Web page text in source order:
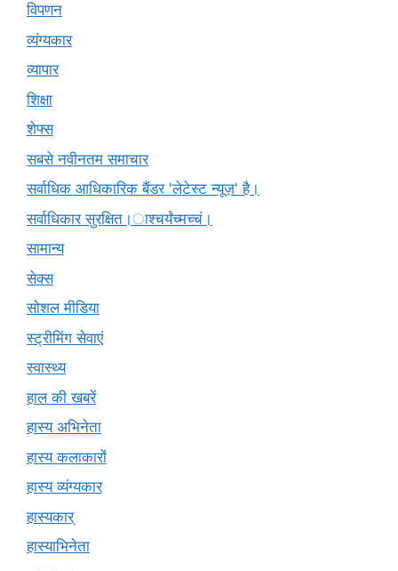
विपणन
व्यंग्यकार
व्यापार
शिक्षा
शेफ्स
सबसे नवीनतम समाचार
सर्वाधिक आधिकारिक बैंडर 'लेटेस्ट न्यूज़' है।
सर्वाधिकार सुरक्षित।ाश्चर्यंच्मच्चं।
सामान्य
सेक्स
सोशल मीडिया
स्ट्रीमिंग सेवाएं
स्वास्थ्य
हाल की खबरें
हास्य अभिनेता
हास्य कलाकारों
हास्य व्यंग्यकार
हास्यकार्
हास्याभिनेता